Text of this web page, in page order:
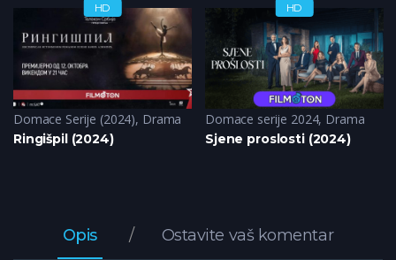
HD
Domace Serije (2024), Drama
Ringišpil (2024)
HD
Domace serije 2024, Drama
Sjene proslosti (2024)
Opis Ostavite vaš komentar